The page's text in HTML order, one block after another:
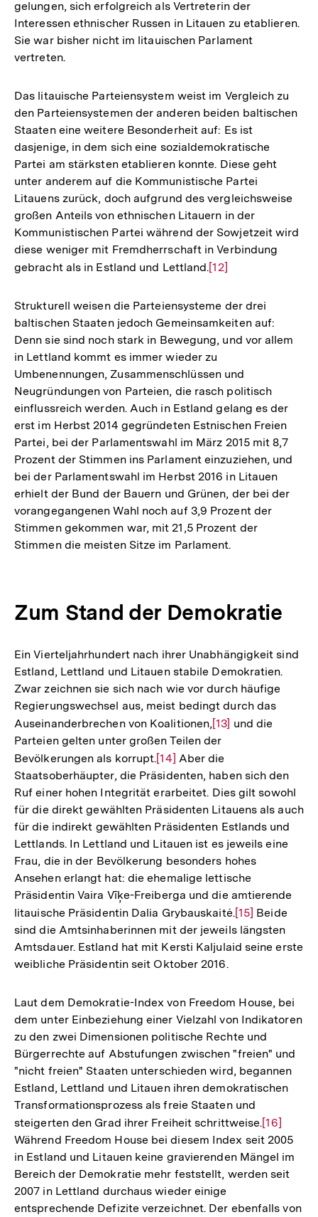
gelungen, sich erfolgreich als Vertreterin der
Interessen ethnischer Russen in Litauen zu etablieren.
Sie war bisher nicht im litauischen Parlament
vertreten.
Das litauische Parteiensystem weist im Vergleich zu
den Parteiensystemen der anderen beiden baltischen
Staaten eine weitere Besonderheit auf: Es ist
dasjenige, in dem sich eine sozialdemokratische
Partei am stärksten etablieren konnte. Diese geht
unter anderem auf die Kommunistische Partei
Litauens zurück, doch aufgrund des vergleichsweise
großen Anteils von ethnischen Litauern in der
Kommunistischen Partei während der Sowjetzeit wird
diese weniger mit Fremdherrschaft in Verbindung
gebracht als in Estland und Lettland.Zur
der
Fußnote
[12]
Strukturell weisen die Parteiensysteme der drei
baltischen Staaten jedoch Gemeinsamkeiten auf:
Denn sie sind noch stark in Bewegung, und vor allem
in Lettland kommt es immer wieder zu
Umbenennungen, Zusammenschlüssen und
Neugründungen von Parteien, die rasch politisch
einflussreich werden. Auch in Estland gelang es der
erst im Herbst 2014 gegründeten Estnischen Freien
Partei, bei der Parlamentswahl im März 2015 mit 8,7
Prozent der Stimmen ins Parlament einzuziehen, und
bei der Parlamentswahl im Herbst 2016 in Litauen
erhielt der Bund der Bauern und Grünen, der bei der
vorangegangenen Wahl noch auf 3,9 Prozent der
Stimmen gekommen war, mit 21,5 Prozent der
Stimmen die meisten Sitze im Parlament.
Zum Stand der Demokratie
Ein Vierteljahrhundert nach ihrer Unabhängigkeit sind
Estland, Lettland und Litauen stabile Demokratien.
Zwar zeichnen sie sich nach wie vor durch häufige
Regierungswechsel aus, meist bedingt durch das
Auseinanderbrechen von Koalitionen,Zur
Auflösung
der
Fußnote
[13] und die
Parteien gelten unter großen Teilen der
Bevölkerungen als korrupt.Zur
Auflösung
der
Fußnote
[14] Aber die
Staatsoberhäupter, die Präsidenten, haben sich den
Ruf einer hohen Integrität erarbeitet. Dies gilt sowohl
für die direkt gewählten Präsidenten Litauens als auch
für die indirekt gewählten Präsidenten Estlands und
Lettlands. In Lettland und Litauen ist es jeweils eine
Frau, die in der Bevölkerung besonders hohes
Ansehen erlangt hat: die ehemalige lettische
Präsidentin Vaira Vīķe-Freiberga und die amtierende
litauische Präsidentin Dalia Grybauskaitė.Zur
Auflösung
der
[15] Beide
sind die Amtsinhaberinnen mit der jeweils längsten
Amtsdauer. Estland hat mit Kersti Kaljulaid seine erste
weibliche Präsidentin seit Oktober 2016.
Laut dem Demokratie-Index von Freedom House, bei
dem unter Einbeziehung einer Vielzahl von Indikatoren
zu den zwei Dimensionen politische Rechte und
Bürgerrechte auf Abstufungen zwischen "freien" und
"nicht freien" Staaten unterschieden wird, begannen
Estland, Lettland und Litauen ihren demokratischen
Transformationsprozess als freie Staaten und
steigerten den Grad ihrer Freiheit schrittweise.Zur
Auflösung
der
Fußnote
[16]
Während Freedom House bei diesem Index seit 2005
in Estland und Litauen keine gravierenden Mängel im
Bereich der Demokratie mehr feststellt, werden seit
2007 in Lettland durchaus wieder einige
entsprechende Defizite verzeichnet. Der ebenfalls von